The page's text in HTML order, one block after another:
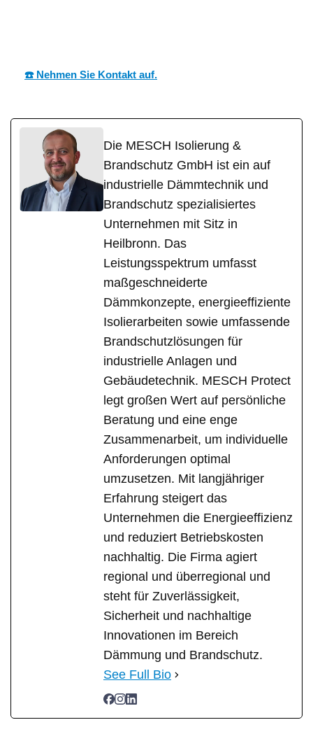
☎️ Nehmen Sie Kontakt auf.
Die MESCH Isolierung &
Brandschutz GmbH ist ein auf
industrielle Dämmtechnik und
Brandschutz spezialisiertes
Unternehmen mit Sitz in
Heilbronn. Das
Leistungsspektrum umfasst
maßgeschneiderte
Dämmkonzepte, energieeffiziente
Isolierarbeiten sowie umfassende
Brandschutzlösungen für
industrielle Anlagen und
Gebäudetechnik. MESCH Protect
legt großen Wert auf persönliche
Beratung und eine enge
Zusammenarbeit, um individuelle
Anforderungen optimal
umzusetzen. Mit langjähriger
Erfahrung steigert das
Unternehmen die Energieeffizienz
und reduziert Betriebskosten
nachhaltig. Die Firma agiert
regional und überregional und
steht für Zuverlässigkeit,
Sicherheit und nachhaltige
Innovationen im Bereich
Dämmung und Brandschutz.
See Full Bio